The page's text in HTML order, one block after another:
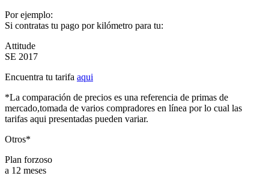
Por ejemplo:
Si contratas tu pago por kilómetro para tu:
Attitude
SE 2017
Encuentra tu tarifa aqui
*La comparación de precios es una referencia de primas de
mercado,tomada de varios compradores en línea por lo cual las
tarifas aqui presentadas pueden variar.
Otros*
Plan forzoso
a 12 meses